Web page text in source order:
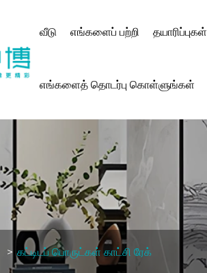
வீடு எங்களைப் பற்றி தயாரிப்புகள்
எங்களைத் தொடர்பு கொள்ளுங்கள்
கட்டிடப் பொருட்கள் காட்சி ரேக்